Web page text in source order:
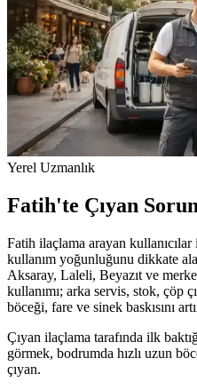
Yerel Uzmanlık
Fatih'te Çıyan
Fatih ilaçlama arayan
kullanım yoğunluğunu dikkate
Aksaray, Laleli, Beyazıt ve
kullanımı; arka servis, stok, çöp
böceği, fare ve sinek baskısını
Çıyan ilaçlama tarafında ilk
görmek, bodrumda hızlı uzun
çıyan.